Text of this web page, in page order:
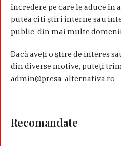
încredere pe care le aduce
putea citi ştiri interne sau
public, din mai multe
Dacă aveţi o ştire de interes
din diverse motive, puteţi
admin@presa-alternativa.ro
Recomandate